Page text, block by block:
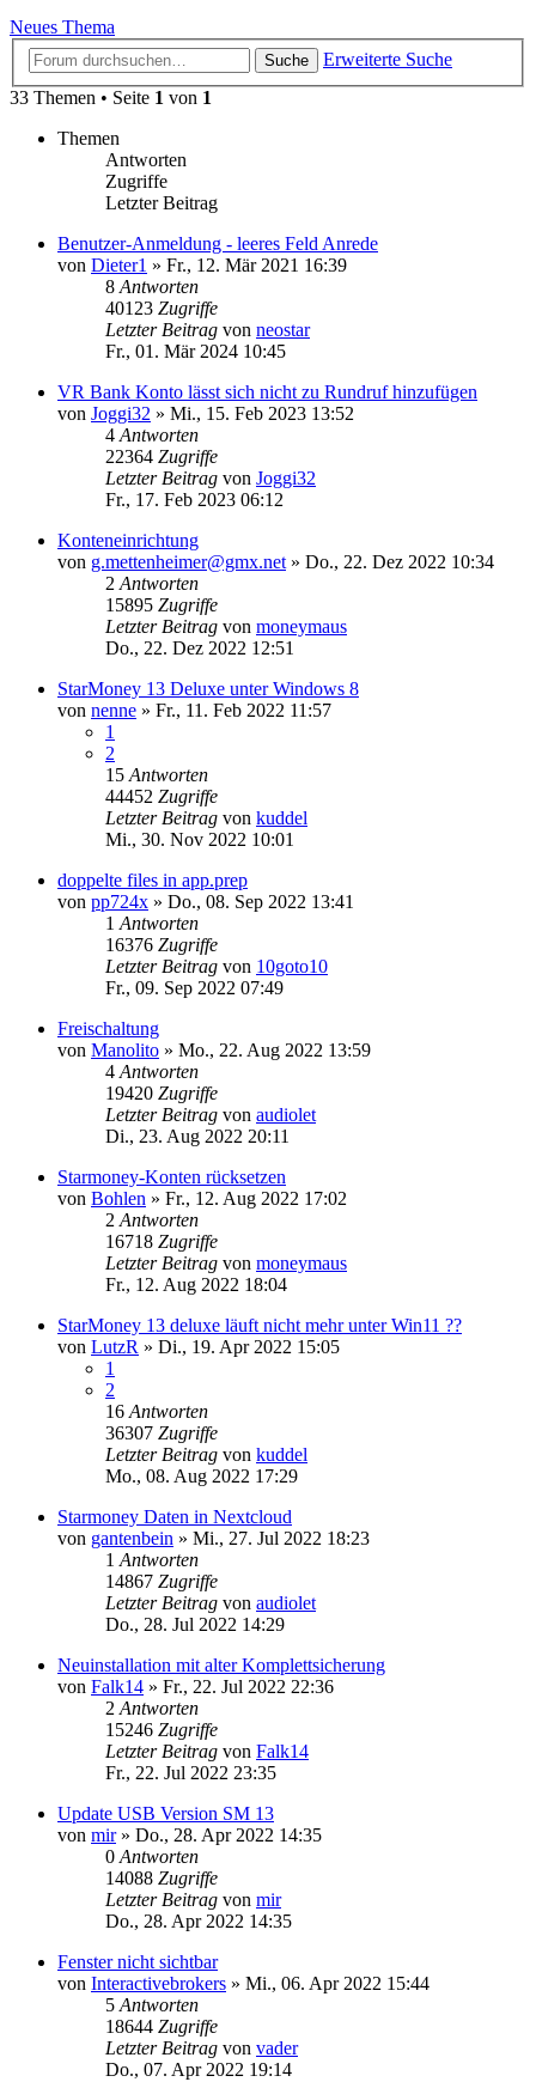
Neues Thema
Suche
Erweiterte Suche
33 Themen • Seite 1 von 1
Themen
Antworten
Zugriffe
Letzter Beitrag
Benutzer-Anmeldung - leeres Feld Anrede
von Dieter1 » Fr., 12. Mär 2021 16:39
8 Antworten
40123 Zugriffe
Letzter Beitrag von neostar
Fr., 01. Mär 2024 10:45
VR Bank Konto lässt sich nicht zu Rundruf hinzufügen
von Joggi32 » Mi., 15. Feb 2023 13:52
4 Antworten
22364 Zugriffe
Letzter Beitrag von Joggi32
Fr., 17. Feb 2023 06:12
Konteneinrichtung
von g.mettenheimer@gmx.net » Do., 22. Dez 2022 10:34
2 Antworten
15895 Zugriffe
Letzter Beitrag von moneymaus
Do., 22. Dez 2022 12:51
StarMoney 13 Deluxe unter Windows 8
von nenne » Fr., 11. Feb 2022 11:57
1
2
15 Antworten
44452 Zugriffe
Letzter Beitrag von kuddel
Mi., 30. Nov 2022 10:01
doppelte files in app.prep
von pp724x » Do., 08. Sep 2022 13:41
1 Antworten
16376 Zugriffe
Letzter Beitrag von 10goto10
Fr., 09. Sep 2022 07:49
Freischaltung
von Manolito » Mo., 22. Aug 2022 13:59
4 Antworten
19420 Zugriffe
Letzter Beitrag von audiolet
Di., 23. Aug 2022 20:11
Starmoney-Konten rücksetzen
von Bohlen » Fr., 12. Aug 2022 17:02
2 Antworten
16718 Zugriffe
Letzter Beitrag von moneymaus
Fr., 12. Aug 2022 18:04
StarMoney 13 deluxe läuft nicht mehr unter Win11 ??
von LutzR » Di., 19. Apr 2022 15:05
1
2
16 Antworten
36307 Zugriffe
Letzter Beitrag von kuddel
Mo., 08. Aug 2022 17:29
Starmoney Daten in Nextcloud
von gantenbein » Mi., 27. Jul 2022 18:23
1 Antworten
14867 Zugriffe
Letzter Beitrag von audiolet
Do., 28. Jul 2022 14:29
Neuinstallation mit alter Komplettsicherung
von Falk14 » Fr., 22. Jul 2022 22:36
2 Antworten
15246 Zugriffe
Letzter Beitrag von Falk14
Fr., 22. Jul 2022 23:35
Update USB Version SM 13
von mir» Do., 28. Apr 2022 14:35
0 Antworten
14088 Zugriffe
Letzter Beitrag von mir
Do., 28. Apr 2022 14:35
Fenster nicht sichtbar
von Interactivebrokers » Mi., 06. Apr 2022 15:44
5 Antworten
18644 Zugriffe
Letzter Beitrag von vader
Do., 07. Apr 2022 19:14